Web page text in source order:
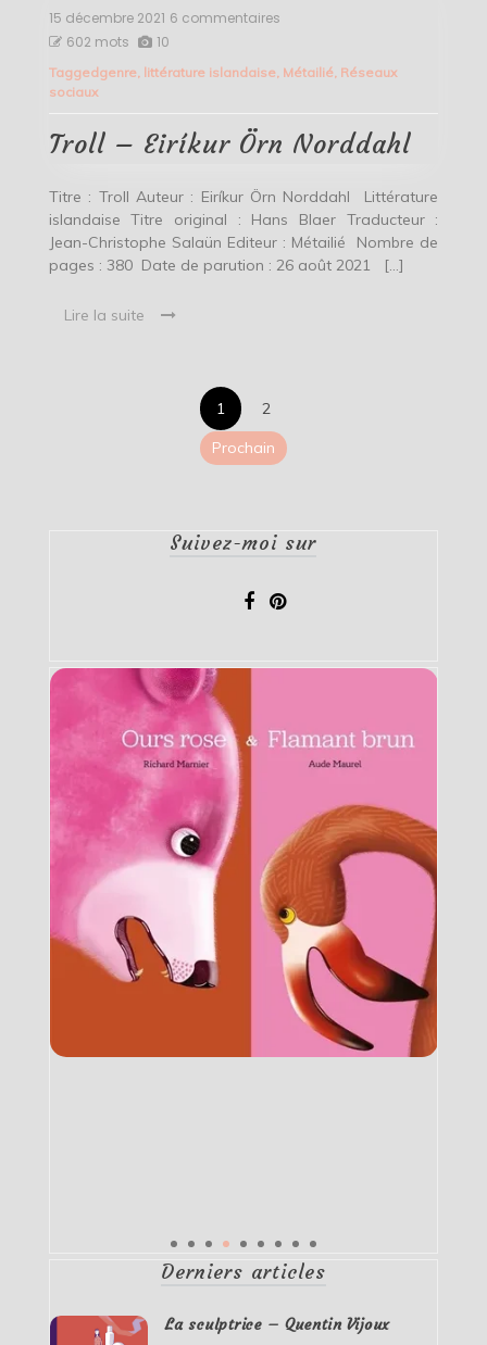
15 décembre 2021 6 commentaires
Eiríkur
602 mots 10
Taggedgenre, littérature islandaise, Métailié Réseaux
sociaux
Troll – Eiríkur Örn Norddahl
Titre : Troll Auteur : Eiríkur Örn Norddahl Littérature
islandaise Titre original : Hans Blaer Traducteur :
Jean-Christophe Salaün Editeur : Métailié Nombre de
pages : 380 Date de parution : 26 août 2021 […]
Lire la suite
Pagination
des
1
2
Prochain
Suivez-moi sur
Derniers articles
La sculptrice – Quentin Vijoux